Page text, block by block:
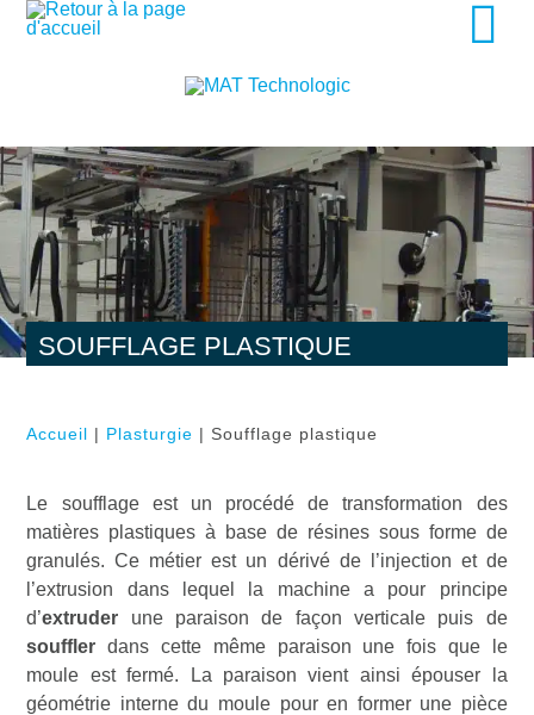
SOUFFLAGE PLASTIQUE
Accueil | Plasturgie | Soufflage plastique
Le soufflage est un procédé de transformation des
matières plastiques à base de résines sous forme de
granulés. Ce métier est un dérivé de l’injection et de
l’extrusion dans lequel la machine a pour principe
d’extruder une paraison de façon verticale puis de
souffler dans cette même paraison une fois que le
moule est fermé. La paraison vient ainsi épouser la
géométrie interne du moule pour en former une pièce